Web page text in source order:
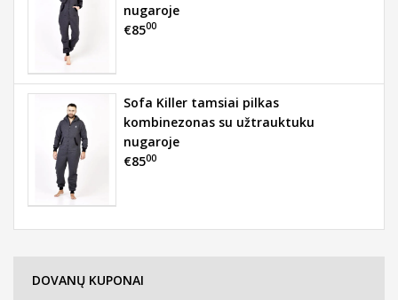
nugaroje
€8500
Sofa Killer tamsiai pilkas
kombinezonas su užtrauktuku
nugaroje
€8500
DOVANŲ KUPONAI